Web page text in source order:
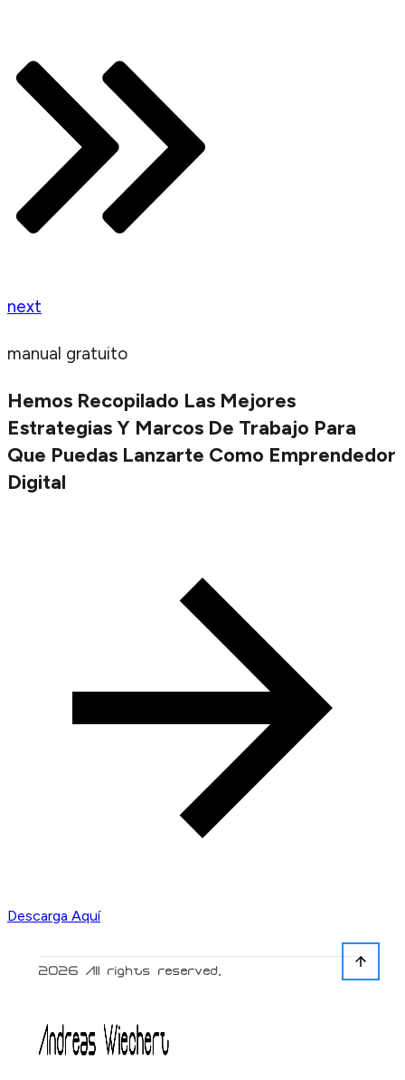
next
manual gratuito
Hemos Recopilado Las Mejores
Estrategias Y Marcos De Trabajo Para
Que Puedas Lanzarte Como Emprendedor
Digital
Descarga Aquí
2026 All rights reserved.